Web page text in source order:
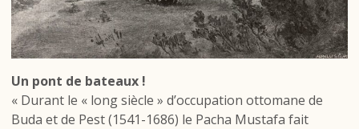
Un pont de bateaux !
« Durant le « long siècle » d’occupation ottomane de
Buda et de Pest (1541-1686) le Pacha Mustafa fait